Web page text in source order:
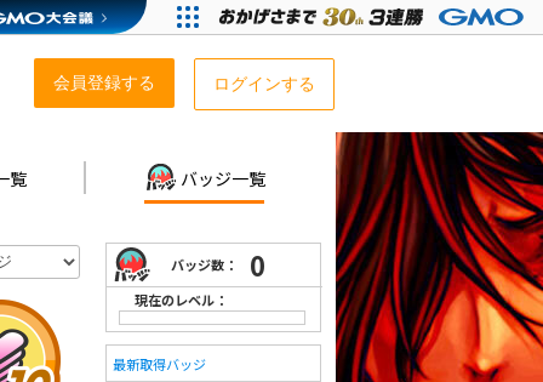
会員登録する ログインする
覧 バッジ一覧
バッジ数： 0
現在のレベル：
最新取得バッジ